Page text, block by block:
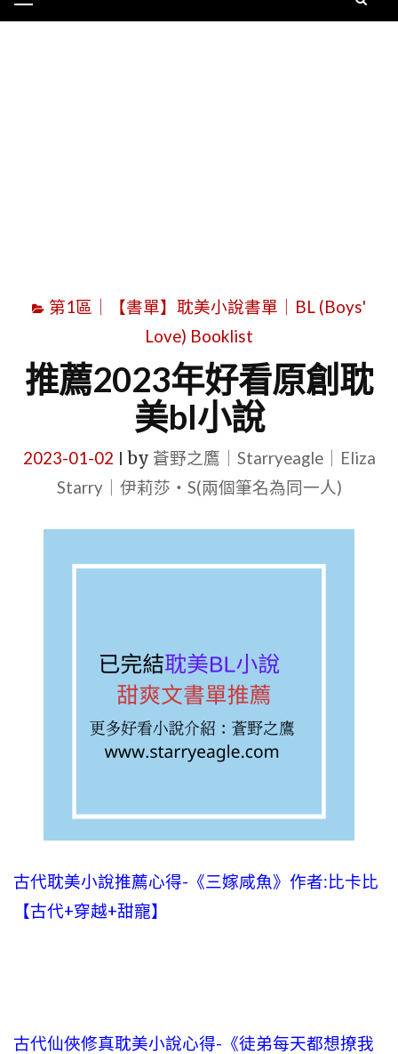
第1區｜【書單】耽美小說書單｜BL (Boys'
Love) Booklist
推薦2023年好看原創耽
美bl小說
2023-01-02 by 蒼野之鷹｜Starryeagle｜Eliza
Starry｜伊莉莎・S(兩個筆名為同一人)
古代耽美小說推薦心得-《三嫁咸魚》作者:比卡比
【古代+穿越+甜寵】
古代仙俠修真耽美小說心得-《徒弟每天都想撩我